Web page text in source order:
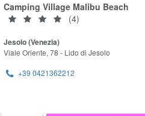
Camping Village Malibu Beach
(4)
Jesolo (Venezia)
Viale Oriente, 78 - Lido di Jesolo
+39 0421362212